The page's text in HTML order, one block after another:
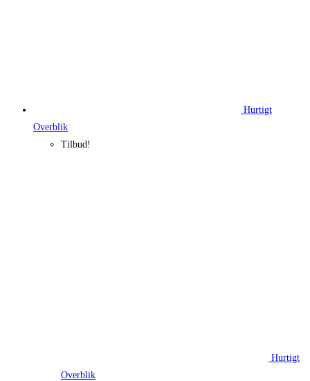
Hurtigt
Overblik
Tilbud!
Hurtigt
Overblik